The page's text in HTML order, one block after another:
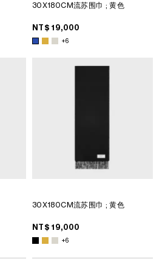
30X180CM流苏围巾 ; 黄色
NT$ 19,000
+6
30X180CM流苏围巾 ; 黄色
NT$ 19,000
+6